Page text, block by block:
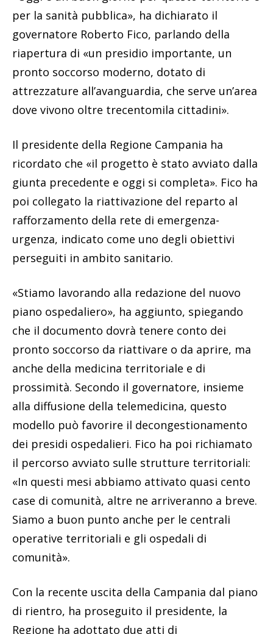
per la sanità pubblica», ha dichiarato il
governatore Roberto Fico, parlando della
riapertura di «un presidio importante, un
pronto soccorso moderno, dotato di
attrezzature all’avanguardia, che serve un’area
dove vivono oltre trecentomila cittadini».
Il presidente della Regione Campania ha
ricordato che «il progetto è stato avviato dalla
giunta precedente e oggi si completa». Fico ha
poi collegato la riattivazione del reparto al
rafforzamento della rete di emergenza-
urgenza, indicato come uno degli obiettivi
perseguiti in ambito sanitario.
«Stiamo lavorando alla redazione del nuovo
piano ospedaliero», ha aggiunto, spiegando
che il documento dovrà tenere conto dei
pronto soccorso da riattivare o da aprire, ma
anche della medicina territoriale e di
prossimità. Secondo il governatore, insieme
alla diffusione della telemedicina, questo
modello può favorire il decongestionamento
dei presidi ospedalieri. Fico ha poi richiamato
il percorso avviato sulle strutture territoriali:
«In questi mesi abbiamo attivato quasi cento
case di comunità, altre ne arriveranno a breve.
Siamo a buon punto anche per le centrali
operative territoriali e gli ospedali di
comunità».
Con la recente uscita della Campania dal piano
di rientro, ha proseguito il presidente, la
Regione ha adottato due atti di